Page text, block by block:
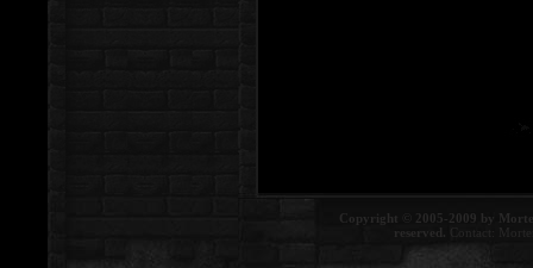
Copyright © 2005-2009 by
reserved. Contact: